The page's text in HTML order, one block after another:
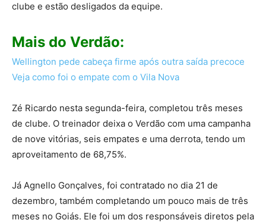
clube e estão desligados da equipe.
Mais do Verdão:
Wellington pede cabeça firme após outra saída precoce
Veja como foi o empate com o Vila Nova
Zé Ricardo nesta segunda-feira, completou três meses
de clube. O treinador deixa o Verdão com uma campanha
de nove vitórias, seis empates e uma derrota, tendo um
aproveitamento de 68,75%.
Já Agnello Gonçalves, foi contratado no dia 21 de
dezembro, também completando um pouco mais de três
meses no Goiás. Ele foi um dos responsáveis diretos pela